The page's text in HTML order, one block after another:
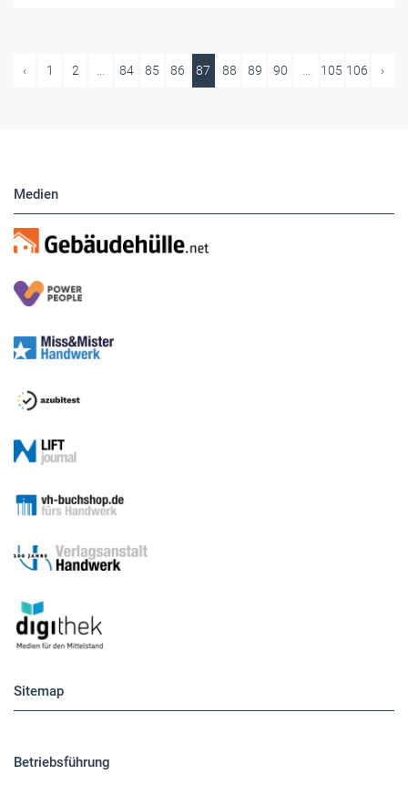
‹ 1 2 ... 84 85 86 87 88 89 90 ... 105 106 ›
Medien
Sitemap
Betriebsführung